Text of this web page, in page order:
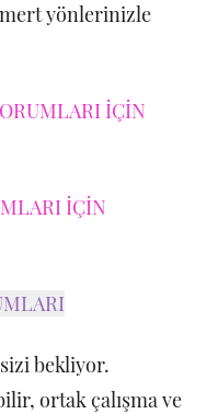
yönlerinizle
İÇİN
İÇİN
bekliyor.
ortak çalışma ve